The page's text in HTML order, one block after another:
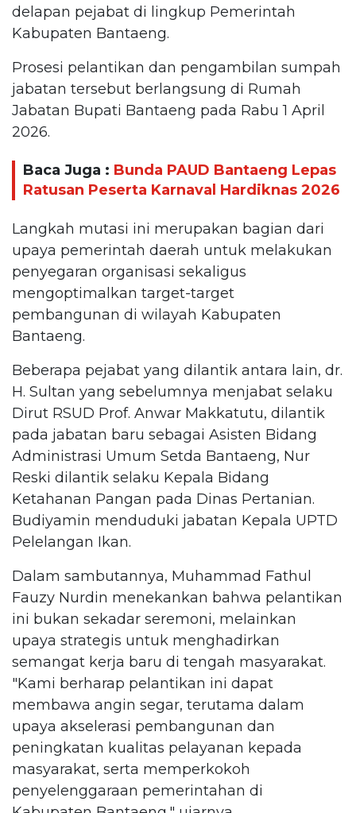
delapan pejabat di lingkup Pemerintah
Kabupaten Bantaeng.
Prosesi pelantikan dan pengambilan sumpah
jabatan tersebut berlangsung di Rumah
Jabatan Bupati Bantaeng pada Rabu 1 April
2026.
Baca Juga : Bunda PAUD Bantaeng Lepas
Ratusan Peserta Karnaval Hardiknas 2026
Langkah mutasi ini merupakan bagian dari
upaya pemerintah daerah untuk melakukan
penyegaran organisasi sekaligus
mengoptimalkan target-target
pembangunan di wilayah Kabupaten
Bantaeng.
Beberapa pejabat yang dilantik antara lain, dr.
H. Sultan yang sebelumnya menjabat selaku
Dirut RSUD Prof. Anwar Makkatutu, dilantik
pada jabatan baru sebagai Asisten Bidang
Administrasi Umum Setda Bantaeng, Nur
Reski dilantik selaku Kepala Bidang
Ketahanan Pangan pada Dinas Pertanian.
Budiyamin menduduki jabatan Kepala UPTD
Pelelangan Ikan.
Dalam sambutannya, Muhammad Fathul
Fauzy Nurdin menekankan bahwa pelantikan
ini bukan sekadar seremoni, melainkan
upaya strategis untuk menghadirkan
semangat kerja baru di tengah masyarakat.
"Kami berharap pelantikan ini dapat
membawa angin segar, terutama dalam
upaya akselerasi pembangunan dan
peningkatan kualitas pelayanan kepada
masyarakat, serta memperkokoh
penyelenggaraan pemerintahan di